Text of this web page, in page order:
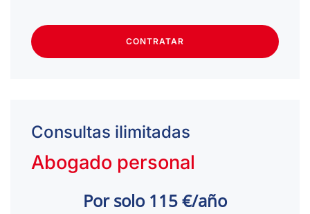
CONTRATAR
Consultas ilimitadas
Abogado personal
Por solo 115 €/año